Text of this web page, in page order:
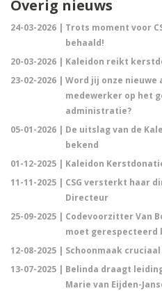
Overig nieuws
24-03-2026 | Trots moment voor
behaald!
20-03-2026 | Kaleidon reikt
23-02-2026 | Word jij onze
medewerker op het
administratie?
05-01-2026 | De uitslag van de
bekend
01-12-2025 | Kaleidon
11-11-2025 | CSG versterkt haar
Directeur
25-09-2025 | Codevoorzitter Van
moet gerespecteerd
12-08-2025 | Schoonmaak
13-07-2025 | Belinda draagt
Marie van Eijden-